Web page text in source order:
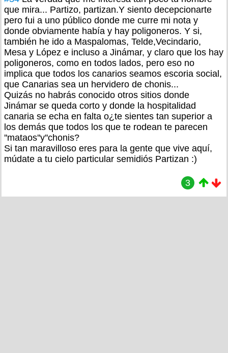
que mira... Partizo, partizan.Y siento decepcionarte
pero fui a uno público donde me curre mi nota y
donde obviamente había y hay poligoneros. Y si,
también he ido a Maspalomas, Telde,Vecindario,
Mesa y López e incluso a Jinámar, y claro que los hay
poligoneros, como en todos lados, pero eso no
implica que todos los canarios seamos escoria social,
que Canarias sea un hervidero de chonis...
Quizás no habrás conocido otros sitios donde
Jinámar se queda corto y donde la hospitalidad
canaria se echa en falta o¿te sientes tan superior a
los demás que todos los que te rodean te parecen
''mataos''y''chonis?
Si tan maravilloso eres para la gente que vive aquí,
múdate a tu cielo particular semidiós Partizan :)
3